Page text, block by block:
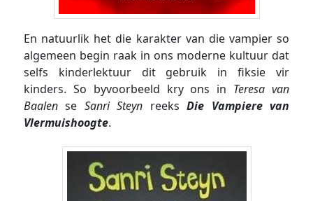
En natuurlik het die karakter van die vampier so
algemeen begin raak in ons moderne kultuur dat
selfs kinderlektuur dit gebruik in fiksie vir
kinders. So byvoorbeeld kry ons in Teresa van
Baalen se Sanri Steyn reeksDie Vampiere van
Vlermuishoogte.